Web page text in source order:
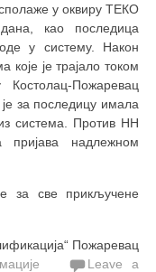
у оквиру ТЕКО
као последица
у систему. Након
је трајало током
Пожаревац
за последицу имала
система. Против НН
пријава надлежном
за све прикључене
Пожаревац
Leave a